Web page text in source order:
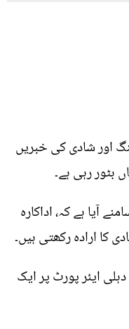
اور شادی کی خبریں
بٹور رہی ہے۔
آیا ہے کہ، اداکارہ
کا ارادہ رکھتی ہیں۔
ایئر پورٹ پر ایک